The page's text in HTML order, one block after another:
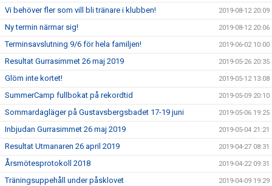
Vi behöver fler som vill bli tränare i klubben! 2019-08-12 20:09
Ny termin närmar sig! 2019-08-12 20:06
Terminsavslutning 9/6 för hela familjen! 2019-06-02 10:00
Resultat Gurrasimmet 26 maj 2019 2019-05-26 20:35
Glöm inte kortet! 2019-05-12 13:08
SummerCamp fullbokat på rekordtid 2019-05-09 20:10
Sommardagläger på Gustavsbergsbadet 17-19 juni 2019-05-06 19:25
Inbjudan Gurrasimmet 26 maj 2019 2019-05-04 21:21
Resultat Utmanaren 26 april 2019 2019-04-27 08:31
Årsmötesprotokoll 2018 2019-04-22 09:31
Träningsuppehåll under påsklovet 2019-04-09 19:29